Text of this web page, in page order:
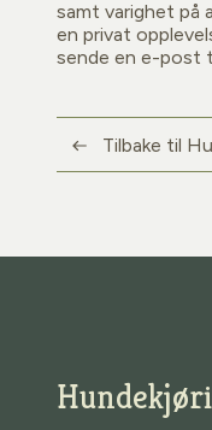
samt varighet på
en privat
sende en e-post
Tilbake til